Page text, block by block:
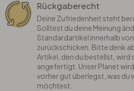
Rückgaberecht
Deine Zufriedenheit steht bei
Solltest du deine Meinung
Standardartikel innerhalb von
zurückschicken. Bitte denk
Artikel, den du bestellst, wird
angefertigt. Unser Planet
vorher gut überlegst, was du
möchtest.